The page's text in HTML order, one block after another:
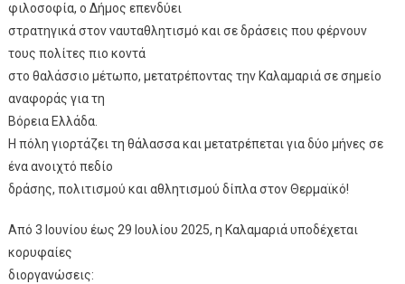
φιλοσοφία, ο Δήμος επενδύει
στρατηγικά στον ναυταθλητισμό και σε δράσεις που φέρνουν
τους πολίτες πιο κοντά
στο θαλάσσιο μέτωπο, μετατρέποντας την Καλαμαριά σε σημείο
αναφοράς για τη
Βόρεια Ελλάδα.
Η πόλη γιορτάζει τη θάλασσα και μετατρέπεται για δύο μήνες σε
ένα ανοιχτό πεδίο
δράσης, πολιτισμού και αθλητισμού δίπλα στον Θερμαϊκό!
Από 3 Ιουνίου έως 29 Ιουλίου 2025, η Καλαμαριά υποδέχεται
κορυφαίες
διοργανώσεις: